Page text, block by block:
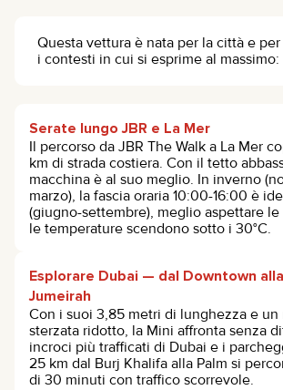
Questa vettura è nata per la città e
i contesti in cui si esprime al massimo:
Serate lungo JBR e La Mer
Il percorso da JBR The Walk a La Mer
km di strada costiera. Con il tetto
macchina è al suo meglio. In inverno
marzo), la fascia oraria 10:00-16:00 è
(giugno-settembre), meglio aspettare
le temperature scendono sotto i 30°C.
Esplorare Dubai — dal Downtown
Jumeirah
Con i suoi 3,85 metri di lunghezza e un
sterzata ridotto, la Mini affronta senza
incroci più trafficati di Dubai e i
25 km dal Burj Khalifa alla Palm si
di 30 minuti con traffico scorrevole.